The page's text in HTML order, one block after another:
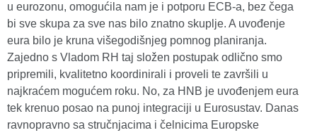
u eurozonu, omogućila nam je i potporu ECB-a, bez čega
bi sve skupa za sve nas bilo znatno skuplje. A uvođenje
eura bilo je kruna višegodišnjeg pomnog planiranja.
Zajedno s Vladom RH taj složen postupak odlično smo
pripremili, kvalitetno koordinirali i proveli te završili u
najkraćem mogućem roku. No, za HNB je uvođenjem eura
tek krenuo posao na punoj integraciji u Eurosustav. Danas
ravnopravno sa stručnjacima i čelnicima Europske